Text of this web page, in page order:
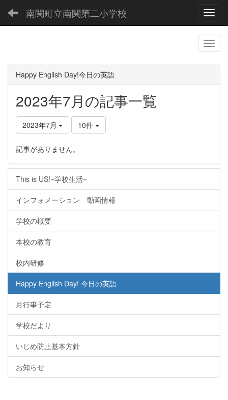
南関町立南関第二小学校
Happy English Day!今日の英語
2023年7月の記事一覧
2023年7月 10件
記事がありません。
This is US!~学校生活~
インフォメーション 動画情報
学校の概要
本校の教育
校内研修
Happy English Day! 今日の英語
月行事予定
学校だより
いじめ防止基本方針
お知らせ